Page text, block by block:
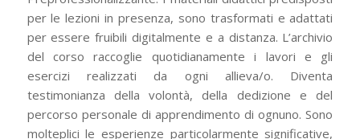
per le lezioni in presenza, sono trasformati e adattati
per essere fruibili digitalmente e a distanza. L’archivio
del corso raccoglie quotidianamente i lavori e gli
esercizi realizzati da ogni allieva/o. Diventa
testimonianza della volontà, della dedizione e del
percorso personale di apprendimento di ognuno. Sono
molteplici le esperienze particolarmente significative,